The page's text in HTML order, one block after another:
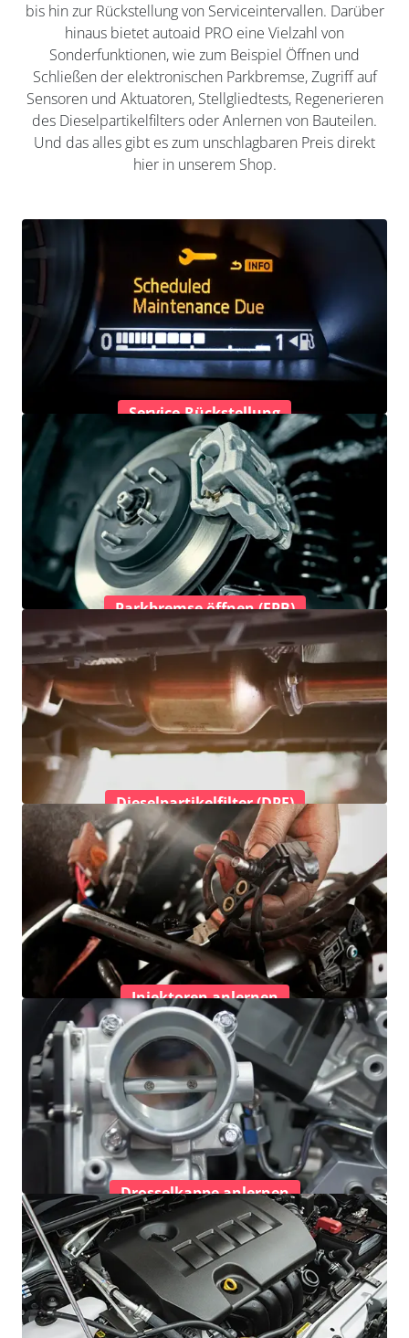
bis hin zur Rückstellung von Serviceintervallen. Darüber
hinaus bietet autoaid PRO eine Vielzahl von
Sonderfunktionen, wie zum Beispiel Öffnen und
Schließen der elektronischen Parkbremse, Zugriff auf
Sensoren und Aktuatoren, Stellgliedtests, Regenerieren
des Dieselpartikelfilters oder Anlernen von Bauteilen.
Und das alles gibt es zum unschlagbaren Preis direkt
hier in unserem Shop.
Service-Rückstellung
Parkbremse öffnen (EPB)
Dieselpartikelfilter (DPF)
Injektoren anlernen
Drosselkappe anlernen